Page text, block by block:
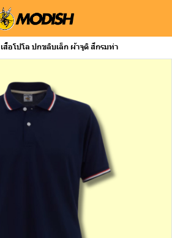
เสื้อโปโล ปกขลิบเล็ก ผ้าจูติ สีกรมท่า